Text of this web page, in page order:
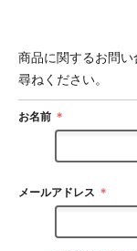
商品に関するお問
尋ねください。
お名前 ＊
メールアドレス ＊